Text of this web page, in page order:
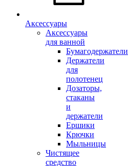
Аксессуары
Аксессуары
для ванной
Бумагодержатели
Держатели
для
полотенец
Дозаторы,
стаканы
и
держатели
Ершики
Крючки
Мыльницы
Чистящее
средство